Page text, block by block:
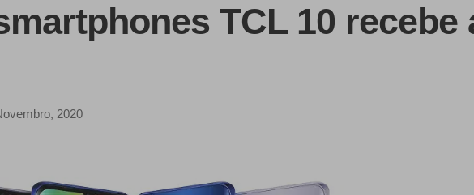
TCL 10 recebe
2020